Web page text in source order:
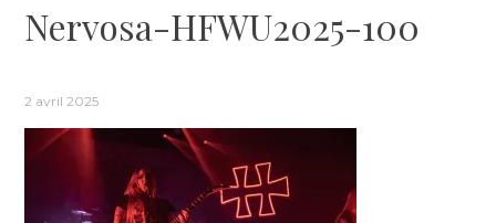
Nervosa-HFWU2025-100
2 avril 2025